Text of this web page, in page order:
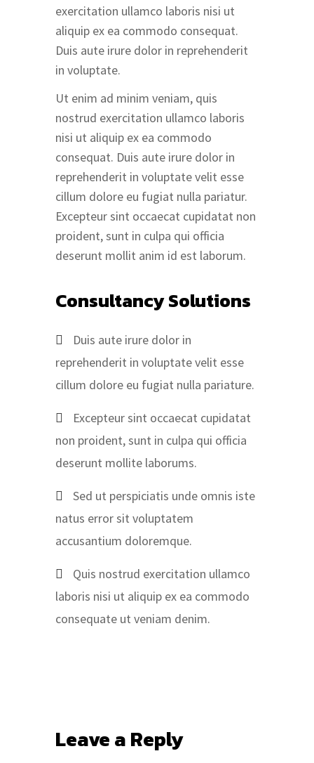
exercitation ullamco laboris nisi ut
aliquip ex ea commodo consequat.
Duis aute irure dolor in reprehenderit
in voluptate.
Ut enim ad minim veniam, quis
nostrud exercitation ullamco laboris
nisi ut aliquip ex ea commodo
consequat. Duis aute irure dolor in
reprehenderit in voluptate velit esse
cillum dolore eu fugiat nulla pariatur.
Excepteur sint occaecat cupidatat non
proident, sunt in culpa qui officia
deserunt mollit anim id est laborum.
Consultancy Solutions
Duis aute irure dolor in
reprehenderit in voluptate velit esse
cillum dolore eu fugiat nulla pariature.
Excepteur sint occaecat cupidatat
non proident, sunt in culpa qui officia
deserunt mollite laborums.
Sed ut perspiciatis unde omnis iste
natus error sit voluptatem
accusantium doloremque.
Quis nostrud exercitation ullamco
laboris nisi ut aliquip ex ea commodo
consequate ut veniam denim.
Leave a Reply